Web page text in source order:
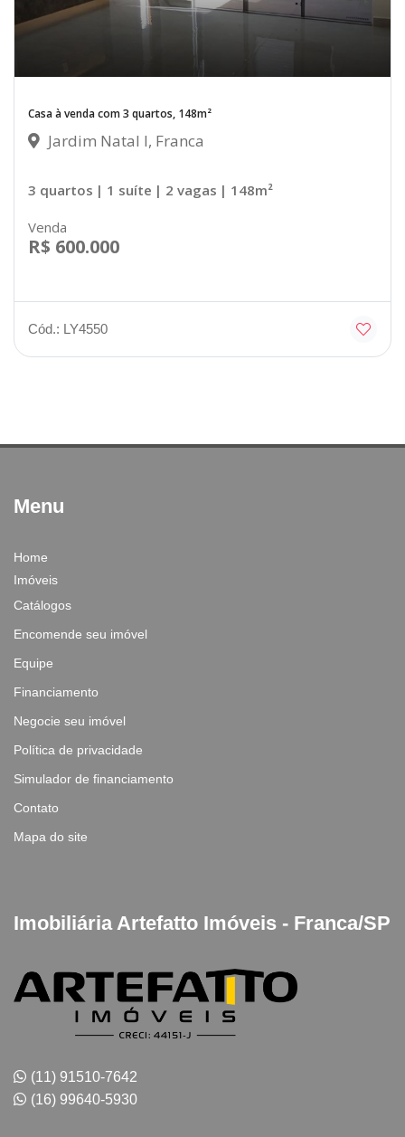
Casa à venda com 3 quartos, 148m²
Jardim Natal I, Franca
3 quartos | 1 suíte | 2 vagas | 148m²
Venda
R$ 600.000
Cód.: LY4550
Menu
Home
Imóveis
Catálogos
Encomende seu imóvel
Equipe
Financiamento
Negocie seu imóvel
Política de privacidade
Simulador de financiamento
Contato
Mapa do site
Imobiliária Artefatto Imóveis - Franca/SP
(11) 91510-7642
(16) 99640-5930